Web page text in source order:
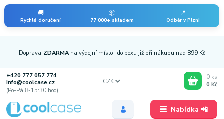
🚚
Rychlé doručení
📦
77 000+ skladem
📍
Odběr v Plzni
Nabídka 📲
Doprava ZDARMA na výdejní místo i do boxu již při nákupu nad 899 Kč
+420 777 057 774
info@coolcase.cz
(Po-Pá 8-15:30 hod)
CZK
0 ks
0 Kč